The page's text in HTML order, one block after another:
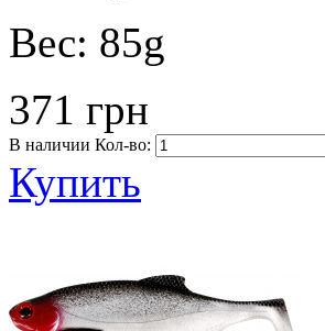
Вес: 85g
371 грн
В наличии Кол-во:
Купить